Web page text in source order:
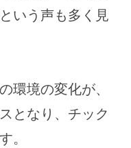
いう声も多く見
環境の変化が、
となり、チック
。